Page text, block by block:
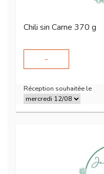
Chili sin Carne 370 g
-
Réception souhaitée le